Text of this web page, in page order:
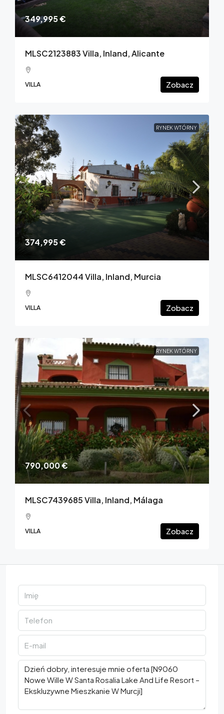
349,995 €
MLSC2123883 Villa, Inland, Alicante
VILLA Zobacz
RYNEK WTÓRNY
374,995 €
MLSC6412044 Villa, Inland, Murcia
VILLA Zobacz
RYNEK WTÓRNY
790,000 €
MLSC7439685 Villa, Inland, Málaga
VILLA Zobacz